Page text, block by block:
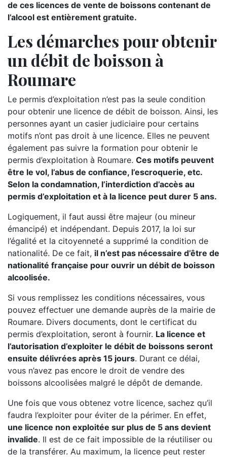
de ces licences de vente de boissons contenant de
l’alcool est entièrement gratuite.
Les démarches pour obtenir
un débit de boisson à
Roumare
Le permis d’exploitation n’est pas la seule condition
pour obtenir une licence de débit de boisson. Ainsi, les
personnes ayant un casier judiciaire pour certains
motifs n’ont pas droit à une licence. Elles ne peuvent
également pas suivre la formation pour obtenir le
permis d’exploitation à Roumare. Ces motifs peuvent
être le vol, l’abus de confiance, l’escroquerie, etc.
Selon la condamnation, l’interdiction d’accès au
permis d’exploitation et à la licence peut durer 5 ans.
Logiquement, il faut aussi être majeur (ou mineur
émancipé) et indépendant. Depuis 2017, la loi sur
l’égalité et la citoyenneté a supprimé la condition de
nationalité. De ce fait, il n’est pas nécessaire d’être de
nationalité française pour ouvrir un débit de boisson
alcoolisée.
Si vous remplissez les conditions nécessaires, vous
pouvez effectuer une demande auprès de la mairie de
Roumare. Divers documents, dont le certificat du
permis d’exploitation, seront à fournir. La licence et
l’autorisation d’exploiter le débit de boissons seront
ensuite délivrées après 15 jours. Durant ce délai,
vous n’avez pas encore le droit de vendre des
boissons alcoolisées malgré le dépôt de demande.
Une fois que vous obtenez votre licence, sachez qu’il
faudra l’exploiter pour éviter de la périmer. En effet,
une licence non exploitée sur plus de 5 ans devient
invalide. Il est de ce fait impossible de la réutiliser ou
de la transférer. Au maximum, la licence peut rester